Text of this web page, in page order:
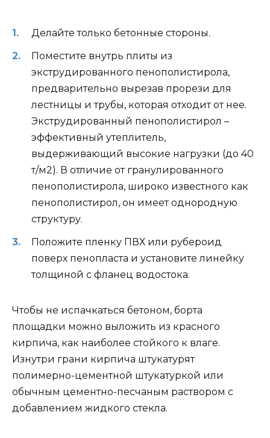
Делайте только бетонные стороны.
Поместите внутрь плиты из
экструдированного пенополистирола,
предварительно вырезав прорези для
лестницы и трубы, которая отходит от нее.
Экструдированный пенополистирол –
эффективный утеплитель,
выдерживающий высокие нагрузки (до 40
т/м2). В отличие от гранулированного
пенополистирола, широко известного как
пенополистирол, он имеет однородную
структуру.
Положите пленку ПВХ или рубероид
поверх пенопласта и установите линейку
толщиной с фланец водостока.
Чтобы не испачкаться бетоном, борта
площадки можно выложить из красного
кирпича, как наиболее стойкого к влаге.
Изнутри грани кирпича штукатурят
полимерно-цементной штукатуркой или
обычным цементно-песчаным раствором с
добавлением жидкого стекла.